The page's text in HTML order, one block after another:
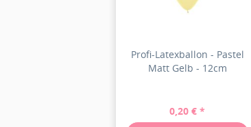
Profi-Latexballon - Pastel
Matt Gelb - 12cm
0,20 € *